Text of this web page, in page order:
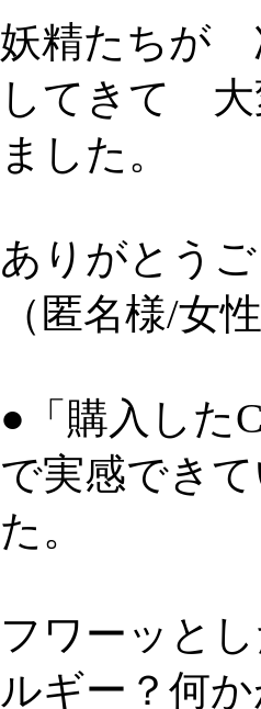
妖精たちが
してきて
ました。
ありがとう
（匿名様/女
●「購入した
で実感でき
た。
フワーッと
ルギー？何